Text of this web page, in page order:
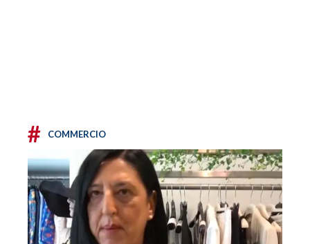
# COMMERCIO